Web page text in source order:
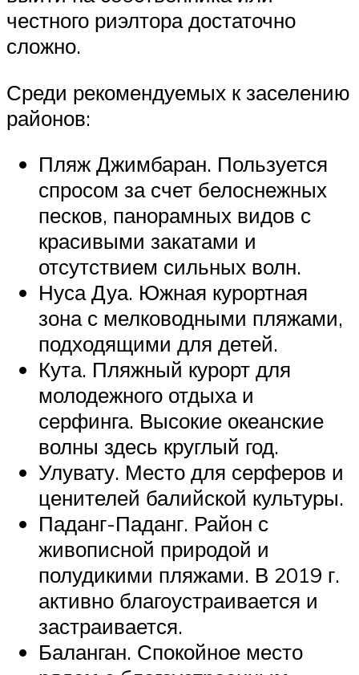
честного риэлтора достаточно
сложно.
Среди рекомендуемых к заселению
районов:
Пляж Джимбаран. Пользуется
спросом за счет белоснежных
песков, панорамных видов с
красивыми закатами и
отсутствием сильных волн.
Нуса Дуа. Южная курортная
зона с мелководными пляжами,
подходящими для детей.
Кута. Пляжный курорт для
молодежного отдыха и
серфинга. Высокие океанские
волны здесь круглый год.
Улувату. Место для серферов и
ценителей балийской культуры.
Паданг-Паданг. Район с
живописной природой и
полудикими пляжами. В 2019 г.
активно благоустраивается и
застраивается.
Баланган. Спокойное место